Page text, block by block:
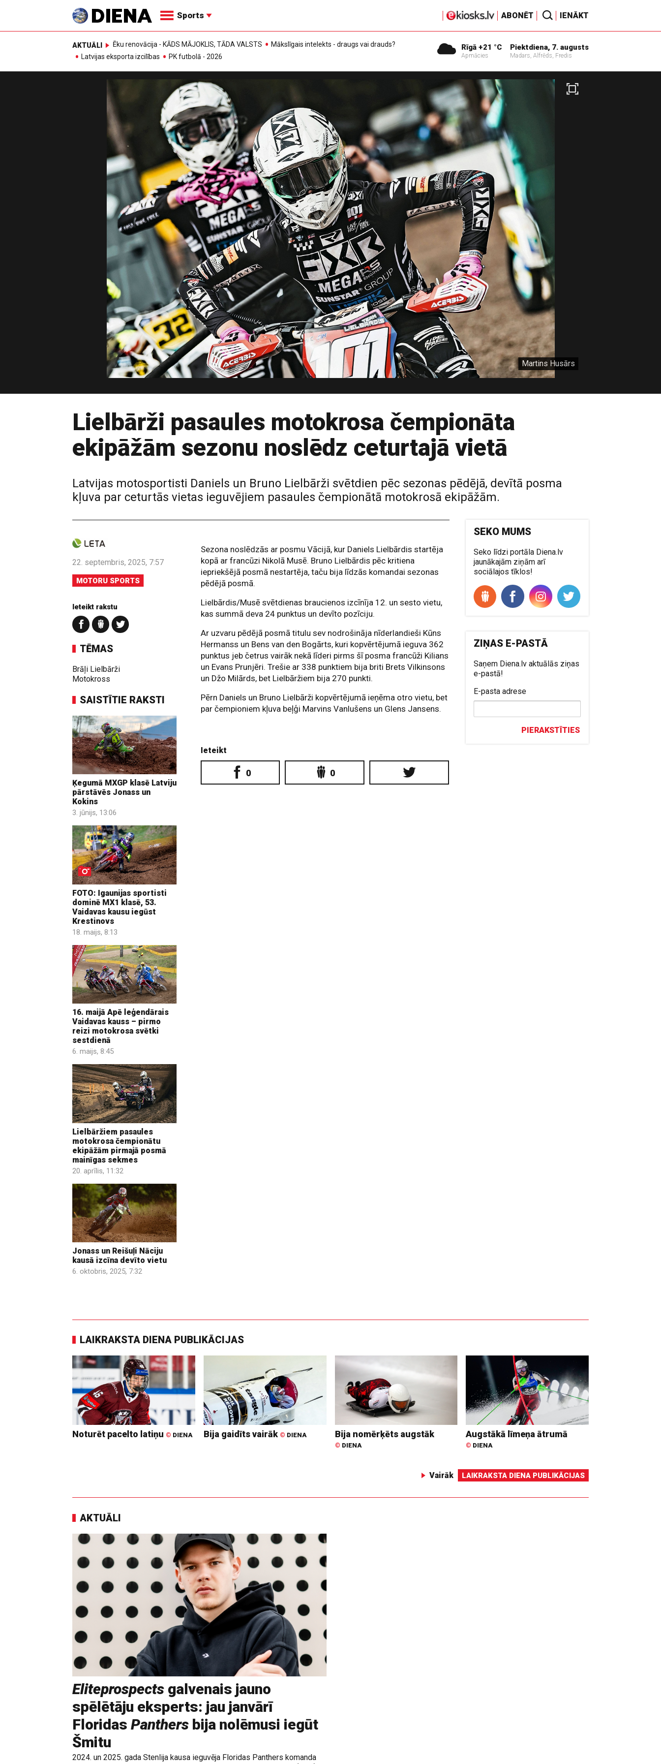
Sports ABONĒT IENĀKT
AKTUĀLI Ēku renovācija - KĀDS MĀJOKLIS, TĀDA VALSTS
Mākslīgais intelekts - draugs vai drauds?
Latvijas eksporta izcilības
PK futbolā - 2026
Rīgā +21 °C
Apmācies
Piektdiena, 7. augusts
Madars, Alfrēds, Fredis
Martins Husārs
Lielbārži pasaules motokrosa čempionāta
ekipāžām sezonu noslēdz ceturtajā vietā
Latvijas motosportisti Daniels un Bruno Lielbārži svētdien pēc sezonas pēdējā, devītā posma
kļuva par ceturtās vietas ieguvējiem pasaules čempionātā motokrosā ekipāžām.
22. septembris, 2025, 7:57
MOTORU SPORTS
Ieteikt rakstu
TĒMAS
Brāļi Lielbārži
Motokross
SAISTĪTIE RAKSTI
Ķegumā MXGP klasē Latviju
pārstāvēs Jonass un
Kokins
3. jūnijs, 13:06
FOTO: Igaunijas sportisti
dominē MX1 klasē, 53.
Vaidavas kausu iegūst
Krestinovs
18. maijs, 8:13
16. maijā Apē leģendārais
Vaidavas kauss – pirmo
reizi motokrosa svētki
sestdienā
6. maijs, 8:45
Lielbāržiem pasaules
motokrosa čempionātu
ekipāžām pirmajā posmā
mainīgas sekmes
20. aprīlis, 11:32
Jonass un Reišuļi Nāciju
kausā izcīna devīto vietu
6. oktobris, 2025, 7:32
Sezona noslēdzās ar posmu Vācijā, kur Daniels Lielbārdis startēja
kopā ar francūzi Nikolā Musē. Bruno Lielbārdis pēc kritiena
iepriekšējā posmā nestartēja, taču bija līdzās komandai sezonas
pēdējā posmā.
Lielbārdis/Musē svētdienas braucienos izcīnīja 12. un sesto vietu,
kas summā deva 24 punktus un devīto pozīciju.
Ar uzvaru pēdējā posmā titulu sev nodrošināja nīderlandieši Kūns
Hermanss un Bens van den Bogārts, kuri kopvērtējumā ieguva 362
punktus jeb četrus vairāk nekā līderi pirms šī posma francūži Kilians
un Evans Prunjēri. Trešie ar 338 punktiem bija briti Brets Vilkinsons
un Džo Milārds, bet Lielbāržiem bija 270 punkti.
Pērn Daniels un Bruno Lielbārži kopvērtējumā ieņēma otro vietu, bet
par čempioniem kļuva beļģi Marvins Vanlušens un Glens Jansens.
Ieteikt
0 0
SEKO MUMS
Seko līdzi portāla Diena.lv
jaunākajām ziņām arī
sociālajos tīklos!
ZIŅAS E-PASTĀ
Saņem Diena.lv aktuālās ziņas
e-pastā!
E-pasta adrese
PIERAKSTĪTIES
LAIKRAKSTA DIENA PUBLIKĀCIJAS
Noturēt pacelto latiņu © DIENA Bija gaidīts vairāk © DIENA Bija nomērķēts augstāk
© DIENA
Augstākā līmeņa ātrumā
© DIENA
Vairāk LAIKRAKSTA DIENA PUBLIKĀCIJAS
AKTUĀLI
Eliteprospects galvenais jauno
spēlētāju eksperts: jau janvārī
Floridas Panthers bija nolēmusi iegūt
Šmitu
2024. un 2025. gada Stenlija kausa ieguvēja Floridas Panthers komanda